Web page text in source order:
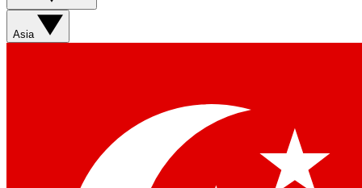
Asia